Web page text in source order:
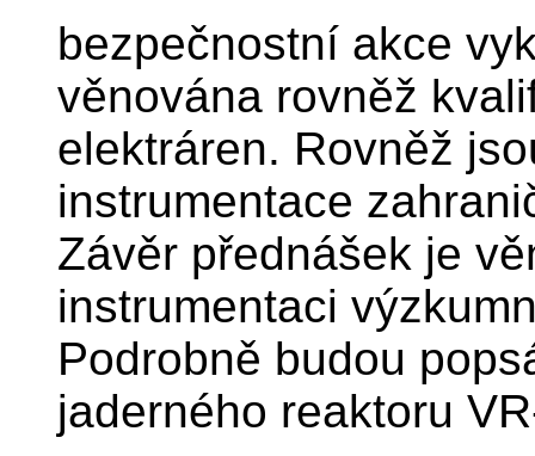
bezpečnostní akce
věnována rovněž
elektráren. Rovněž
instrumentace
Závěr přednášek je
instrumentaci
Podrobně budou
jaderného reaktoru